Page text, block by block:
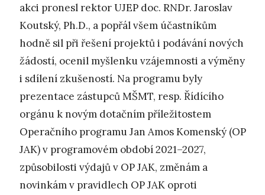
akci pronesl rektor UJEP doc. RNDr. Jaroslav
Koutský, Ph.D., a popřál všem účastníkům
hodně sil při řešení projektů i podávání nových
žádostí, ocenil myšlenku vzájemnosti a výměny
i sdílení zkušeností. Na programu byly
prezentace zástupců MŠMT, resp. Řídícího
orgánu k novým dotačním příležitostem
Operačního programu Jan Amos Komenský (OP
JAK) v programovém období 2021–2027,
způsobilosti výdajů v OP JAK, změnám a
novinkám v pravidlech OP JAK oproti